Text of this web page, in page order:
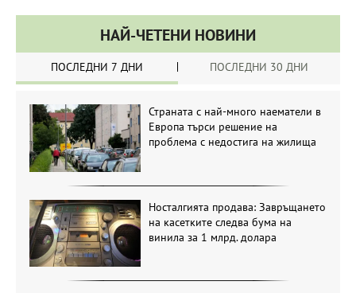
НАЙ-ЧЕТЕНИ НОВИНИ
ПОСЛЕДНИ 7 ДНИ ПОСЛЕДНИ 30 ДНИ
Страната с най-много наематели в
Европа търси решение на
проблема с недостига на жилища
Носталгията продава: Завръщането
на касетките следва бума на
винила за 1 млрд. долара